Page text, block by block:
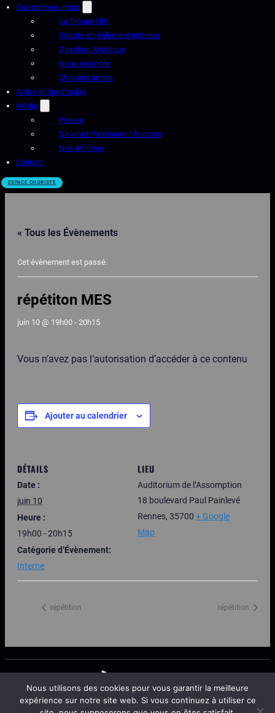
Qui sommes-nous
La Troupe NIR
Statuts et règlement intérieur
Direction Artistique
Nous rejoindre
Chorales amies
Actus et Spectacles
Média
Presse
Devenez Partenaire / Sponsor
Nos Affiches
Contact
ESPACE CHORISTE
« Tous les Évènements
Cet évènement est passé.
répétiton MES
juin 10 @ 19h00 - 20h15
Vous n’avez pas l’autorisation d’accéder à ce contenu
Ajouter au calendrier
DÉTAILS
Date :
juin 10
Heure :
19h00 - 20h15
Catégorie d’Évènement:
Interne
LIEU
Auditorium de l’Assomption
18 boulevard Paul Painlevé
Rennes, 35700 + Google
Map
répétition répétition
Politique de confidentialité Création site internet Rennes
Nous utilisons des cookies pour vous garantir la meilleure
expérience sur notre site web. Si vous continuez à utiliser ce